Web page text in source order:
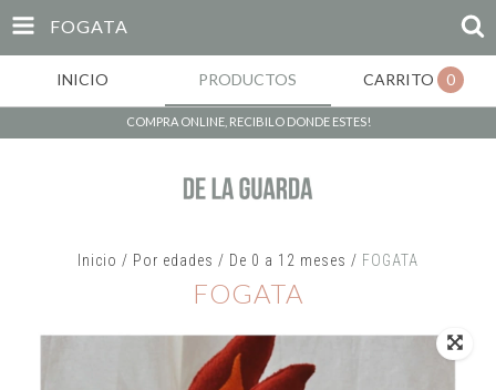
FOGATA
INICIO PRODUCTOS CARRITO 0
COMPRA ONLINE, RECIBILO DONDE ESTES!
Inicio / Por edades / De 0 a 12 meses / FOGATA
FOGATA